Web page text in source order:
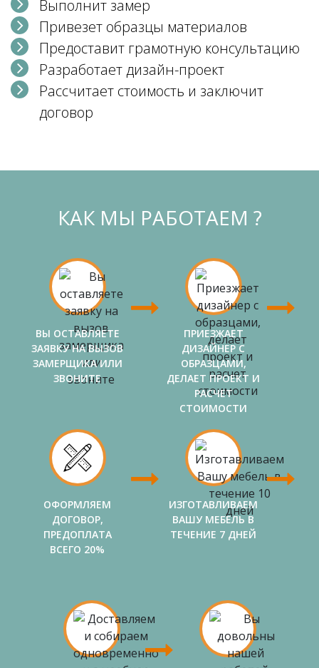
Выполнит замер
Привезет образцы материалов
Предоставит грамотную консультацию
Разработает дизайн-проект
Рассчитает стоимость и заключит
договор
КАК МЫ РАБОТАЕМ ?
ВЫ ОСТАВЛЯЕТЕ
ЗАЯВКУ НА ВЫЗОВ
ЗАМЕРЩИКА ИЛИ
ЗВОНИТЕ
ПРИЕЗЖАЕТ
ДИЗАЙНЕР С
ОБРАЗЦАМИ,
ДЕЛАЕТ ПРОЕКТ И
РАСЧЕТ
СТОИМОСТИ
ОФОРМЛЯЕМ
ДОГОВОР,
ПРЕДОПЛАТА
ВСЕГО 20%
ИЗГОТАВЛИВАЕМ
ВАШУ МЕБЕЛЬ В
ТЕЧЕНИЕ 7 ДНЕЙ